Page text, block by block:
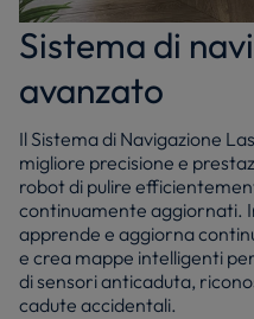
Sistema di
avanzato
Il Sistema di Navigazione
migliore precisione e
robot di pulire
continuamente aggiornati.
apprende e aggiorna
e crea mappe intelligenti
di sensori anticaduta,
cadute accidentali.